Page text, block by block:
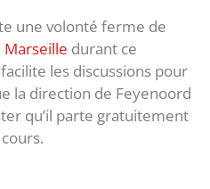
une volonté ferme de
Marseille durant ce
les discussions pour
la direction de Feyenoord
qu’il parte gratuitement